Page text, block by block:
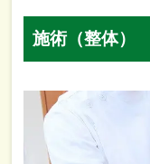
施術（整体）